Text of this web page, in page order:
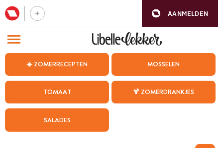
AANMELDEN
☀️ ZOMERRECEPTEN MOSSELEN
TOMAAT 🍹 ZOMERDRANKJES
SALADES
BEZOEK ONZE ANDERE WEBSITES
WEEKMENU
CHAT MET MAIA